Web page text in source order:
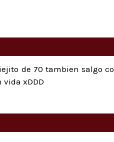
de 70 tambien salgo
vida xDDD